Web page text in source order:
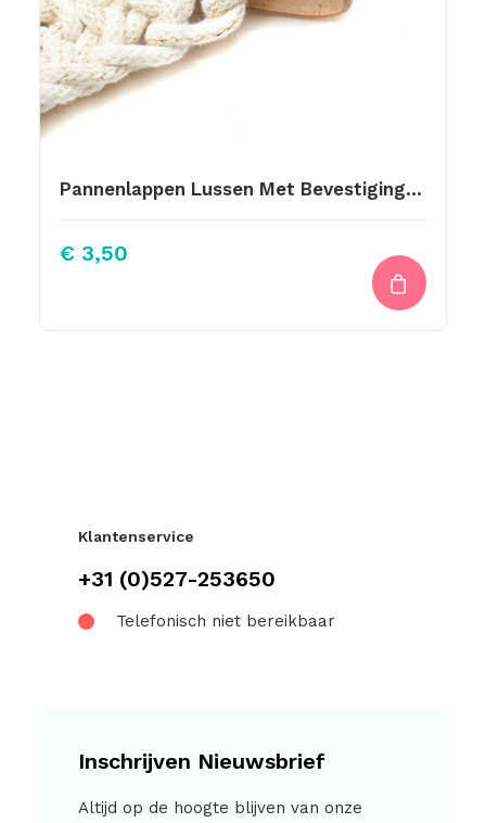
Pannenlappen Lussen Met Bevestiging Schroef Live Love Bake
€ 3,50
Klantenservice
+31 (0)527-253650
Telefonisch niet bereikbaar
Inschrijven Nieuwsbrief
Altijd op de hoogte blijven van onze